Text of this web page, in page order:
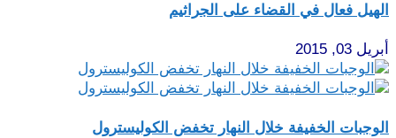
الهيل فعال في القضاء على الجراثيم
أبريل 03, 2015
الوجبات الخفيفة خلال النهار تخفض الكوليسترول